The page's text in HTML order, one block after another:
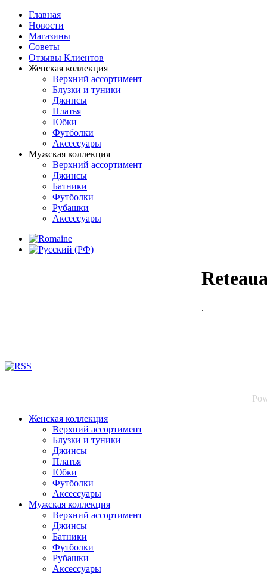
Главная
Новости
Магазины
Советы
Отзывы Клиентов
Женская коллекция
Верхний ассортимент
Блузки и туники
Джинсы
Платья
Юбки
Футболки
Аксессуары
Мужская коллекция
Верхний ассортимент
Джинсы
Батники
Футболки
Рубашки
Аксессуары
.
Женская коллекция
Верхний ассортимент
Блузки и туники
Джинсы
Платья
Юбки
Футболки
Аксессуары
Мужская коллекция
Верхний ассортимент
Джинсы
Батники
Футболки
Рубашки
Аксессуары